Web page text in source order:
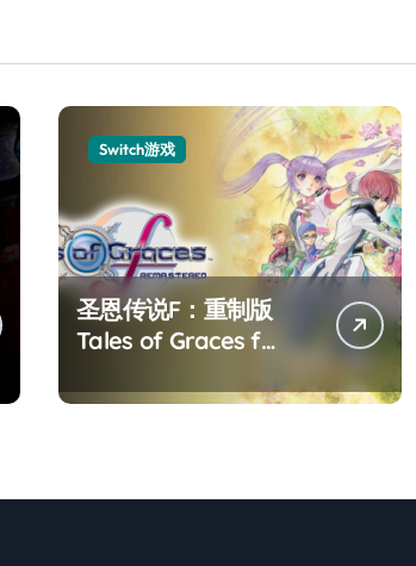
Switch游戏
圣恩传说F：重制版
Tales of Graces f